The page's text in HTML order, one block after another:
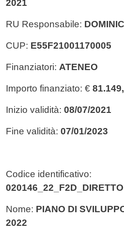
2021
RU Responsabile:
CUP: E55F21001170005
Finanziatori: ATENEO
Importo finanziato: €
Inizio validità: 08/07/2021
Fine validità: 07/01/2023
Codice identificativo:
Nome: PIANO DI
2022